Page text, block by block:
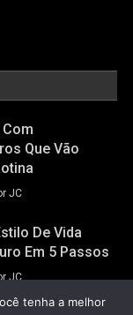
Que Vão
JC
De Vida
Em 5 Passos
JC
tenha a melhor